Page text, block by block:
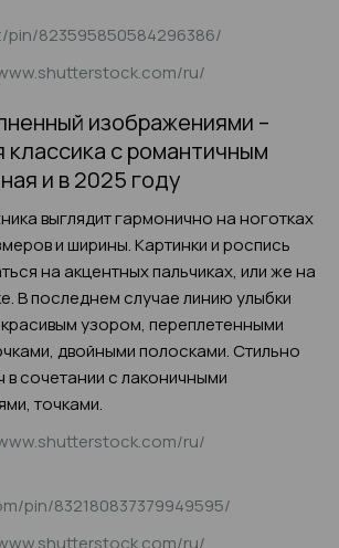
pin/823595850584296386/
ru/
изображениями –
классика с романтичным
и в 2025 году
выглядит гармонично на ноготках
и ширины. Картинки и роспись
на акцентных пальчиках, или же на
В последнем случае линию улыбки
узором, переплетенными
двойными полосками. Стильно
в сочетании с лаконичными
точками.
ru/
pin/832180837379949595/
ru/